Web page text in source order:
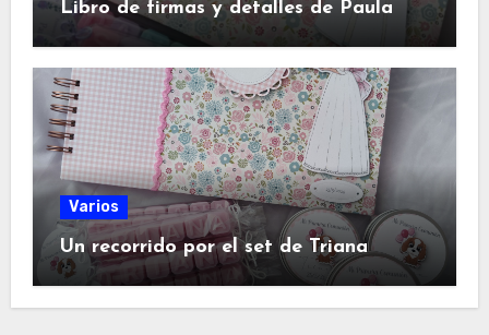
Libro de firmas y detalles de Paula
Varios
Un recorrido por el set de Triana